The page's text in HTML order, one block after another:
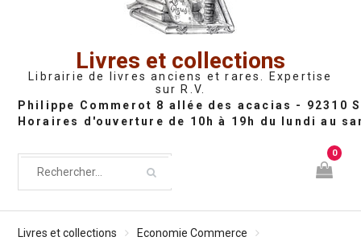
Livres et collections
Librairie de livres anciens et rares. Expertise
sur R.V.
0
Livres et collections
Economie Commerce